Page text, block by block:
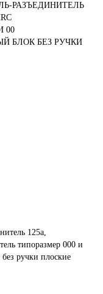
РАЗЪЕДИНИТЕЛЬ
00
БЛОК БЕЗ РУЧКИ
125a,
типоразмер 000 и
ручки плоские